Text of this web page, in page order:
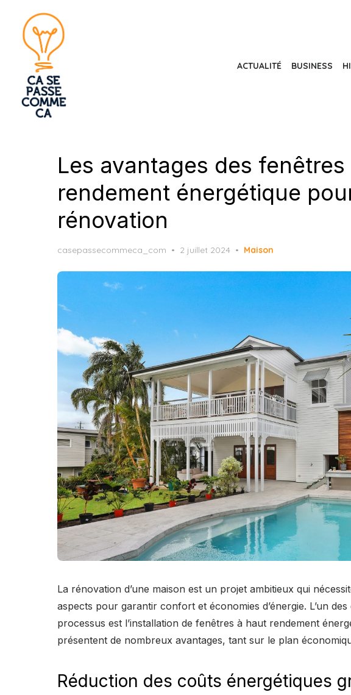
ACTUALITÉ BUSINESS
Les avantages des
rendement énergétique
rénovation
casepassecommeca_com
Posted
2 juillet 2024 Maison
La rénovation d’une maison est un projet ambitieux qui
aspects pour garantir confort et économies d’énergie. L’un
processus est l’installation de fenêtres à haut rendement
présentent de nombreux avantages, tant sur le plan
Réduction des coûts énergétiques